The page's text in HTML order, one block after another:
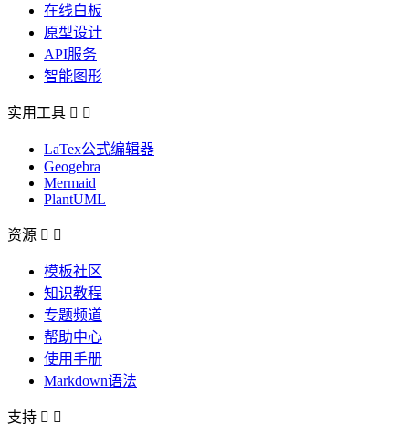
在线白板
原型设计
API服务
智能图形
实用工具  
LaTex公式编辑器
Geogebra
Mermaid
PlantUML
资源  
模板社区
知识教程
专题频道
帮助中心
使用手册
Markdown语法
支持  